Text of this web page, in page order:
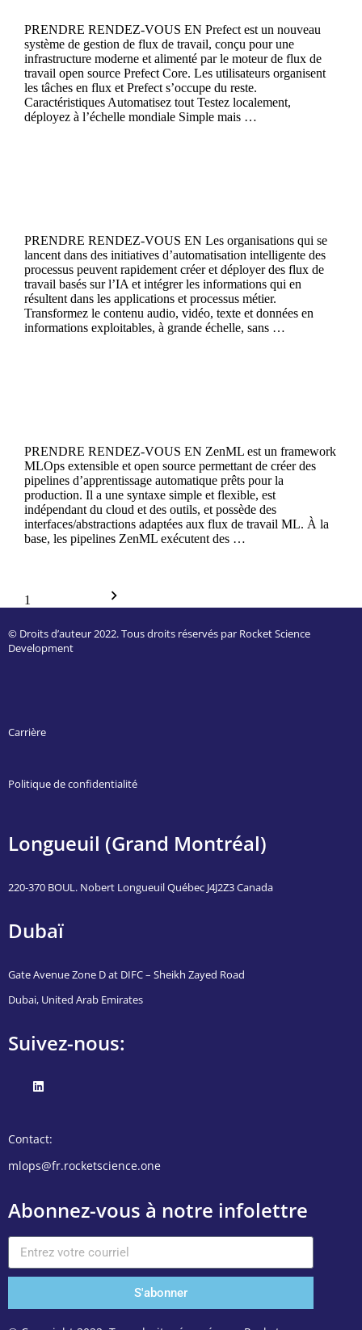
PRENDRE RENDEZ-VOUS EN Prefect est un nouveau
système de gestion de flux de travail, conçu pour une
infrastructure moderne et alimenté par le moteur de flux de
travail open source Prefect Core. Les utilisateurs organisent
les tâches en flux et Prefect s’occupe du reste.
Caractéristiques Automatisez tout Testez localement,
déployez à l’échelle mondiale Simple mais …
PRENDRE RENDEZ-VOUS EN Les organisations qui se
lancent dans des initiatives d’automatisation intelligente des
processus peuvent rapidement créer et déployer des flux de
travail basés sur l’IA et intégrer les informations qui en
résultent dans les applications et processus métier.
Transformez le contenu audio, vidéo, texte et données en
informations exploitables, à grande échelle, sans …
PRENDRE RENDEZ-VOUS EN ZenML est un framework
MLOps extensible et open source permettant de créer des
pipelines d’apprentissage automatique prêts pour la
production. Il a une syntaxe simple et flexible, est
indépendant du cloud et des outils, et possède des
interfaces/abstractions adaptées aux flux de travail ML. À la
base, les pipelines ZenML exécutent des …
1
© Droits d’auteur 2022. Tous droits réservés par Rocket Science
Development
Carrière
Politique de confidentialité
Longueuil (Grand Montréal)
220-370 BOUL. Nobert Longueuil Québec J4J2Z3 Canada
Dubaï
Gate Avenue Zone D at DIFC – Sheikh Zayed Road
Dubai, United Arab Emirates
Suivez-nous:
Contact:
mlops@fr.rocketscience.one
Abonnez-vous à notre infolettre
S'abonner